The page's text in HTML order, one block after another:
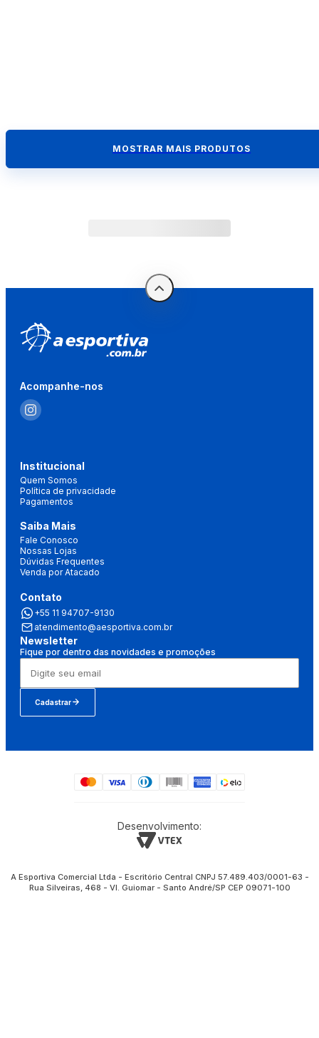
MOSTRAR MAIS PRODUTOS
Acompanhe-nos
Institucional
Quem Somos
Política de privacidade
Pagamentos
Saiba Mais
Fale Conosco
Nossas Lojas
Dúvidas Frequentes
Venda por Atacado
Contato
+55 11 94707-9130
atendimento@aesportiva.com.br
Newsletter
Fique por dentro das novidades e promoções
Cadastrar
Desenvolvimento:
A Esportiva Comercial Ltda - Escritório Central CNPJ 57.489.403/0001-63 -
Rua Silveiras, 468 - Vl. Guiomar - Santo André/SP CEP 09071-100